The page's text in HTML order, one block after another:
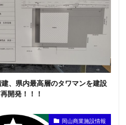
、県内最高層のタワマンを建設
開発！！！
岡山商業施設情報